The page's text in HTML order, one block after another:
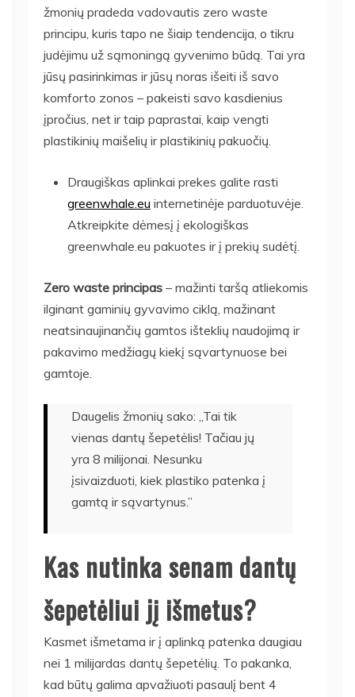
žmonių pradeda vadovautis zero waste
principu, kuris tapo ne šiaip tendencija, o tikru
judėjimu už sąmoningą gyvenimo būdą. Tai yra
jūsų pasirinkimas ir jūsų noras išeiti iš savo
komforto zonos – pakeisti savo kasdienius
įpročius, net ir taip paprastai, kaip vengti
plastikinių maišelių ir plastikinių pakuočių.
Draugiškas aplinkai prekes galite rasti
greenwhale.eu internetinėje parduotuvėje.
Atkreipkite dėmesį į ekologiškas
greenwhale.eu pakuotes ir į prekių sudėtį.
Zero waste principas – mažinti taršą atliekomis
ilginant gaminių gyvavimo ciklą, mažinant
neatsinaujinančių gamtos išteklių naudojimą ir
pakavimo medžiagų kiekį sąvartynuose bei
gamtoje.
Daugelis žmonių sako: „Tai tik
vienas dantų šepetėlis! Tačiau jų
yra 8 milijonai. Nesunku
įsivaizduoti, kiek plastiko patenka į
gamtą ir sąvartynus.”
Kas nutinka senam dantų
šepetėliui jį išmetus?
Kasmet išmetama ir į aplinką patenka daugiau
nei 1 milijardas dantų šepetėlių. To pakanka,
kad būtų galima apvažiuoti pasaulį bent 4